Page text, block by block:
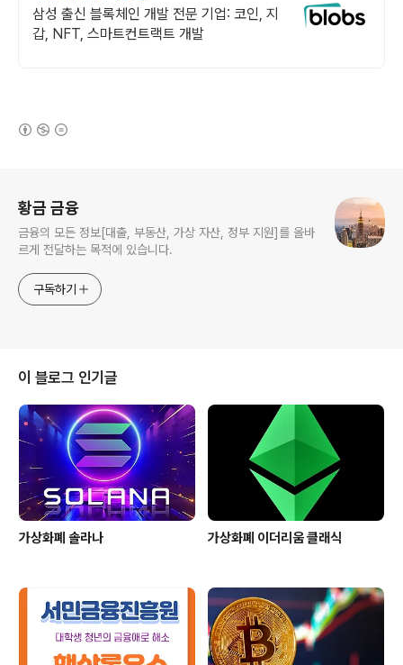
삼성 출신 블록체인 개발 전문 기업: 코인, 지
갑, NFT, 스마트컨트랙트 개발
황금 금융
금융의 모든 정보[대출, 부동산, 가상 자산, 정부 지원]를 올바
르게 전달하는 목적에 있습니다.
구독하기
이 블로그 인기글
가상화폐 솔라나 가상화폐 이더리움 클래식